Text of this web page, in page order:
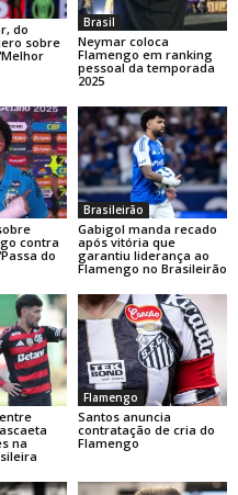
do
sobre
Brasil
Neymar coloca
Flamengo em ranking
pessoal da temporada
2025
contra
do
Brasileirão
Gabigol manda recado
após vitória que
garantiu liderança ao
Flamengo no Brasileirão
na
Flamengo
Santos anuncia
contratação de cria do
Flamengo